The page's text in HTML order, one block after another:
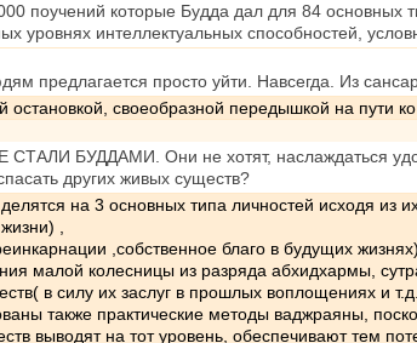
поучений которые Будда дал для 84 основных
уровнях интеллектуальных способностей,
предлагается просто уйти. Навсегда. Из
остановкой, своеобразной передышкой на пути
БУДДАМИ. Они не хотят, наслаждаться
других живых существ?
на 3 основных типа личностей исходя из
,
,собственное благо в будущих
малой колесницы из разряда абхидхармы,
в силу их заслуг в прошлых воплощениях и
также практические методы ваджраяны,
выводят на тот уровень, обеспечивают тем